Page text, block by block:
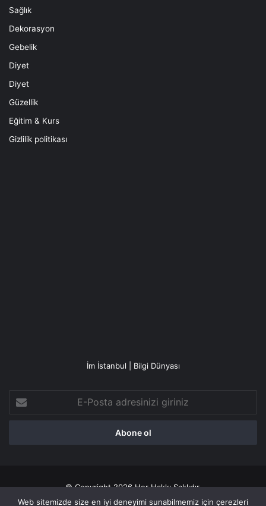
Sağlık
Dekorasyon
Gebelik
Diyet
Diyet
Güzellik
Eğitim & Kurs
Gizlilik politikası
İm İstanbul | Bilgi Dünyası
Posta
adresinizi
© Copyright 2026 Her Hakkı Saklıdır.
Web sitemizde size en iyi deneyimi sunabilmemiz için çerezleri